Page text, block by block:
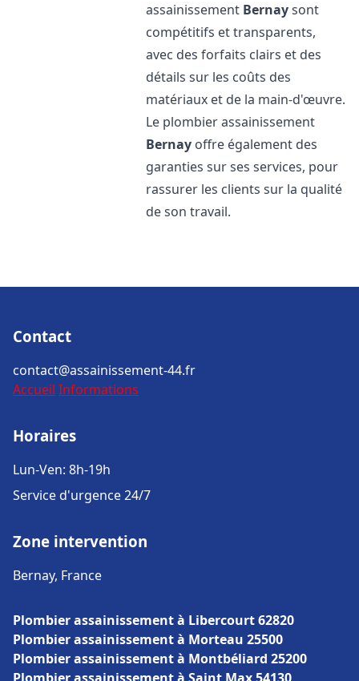
assainissement Bernaysont
compétitifs et transparents,
avec des forfaits clairs et des
détails sur les coûts des
matériaux et de la main-d'œuvre.
Le plombier assainissement
Bernay offre également des
garanties sur ses services, pour
rassurer les clients sur la qualité
de son travail.
Contact
contact@assainissement-44.fr
Accueil Informations
Horaires
Lun-Ven: 8h-19h
Service d'urgence 24/7
Zone intervention
Bernay, France
Plombier assainissement à Libercourt 62820
Plombier assainissement à Morteau 25500
Plombier assainissement à Montbéliard 25200